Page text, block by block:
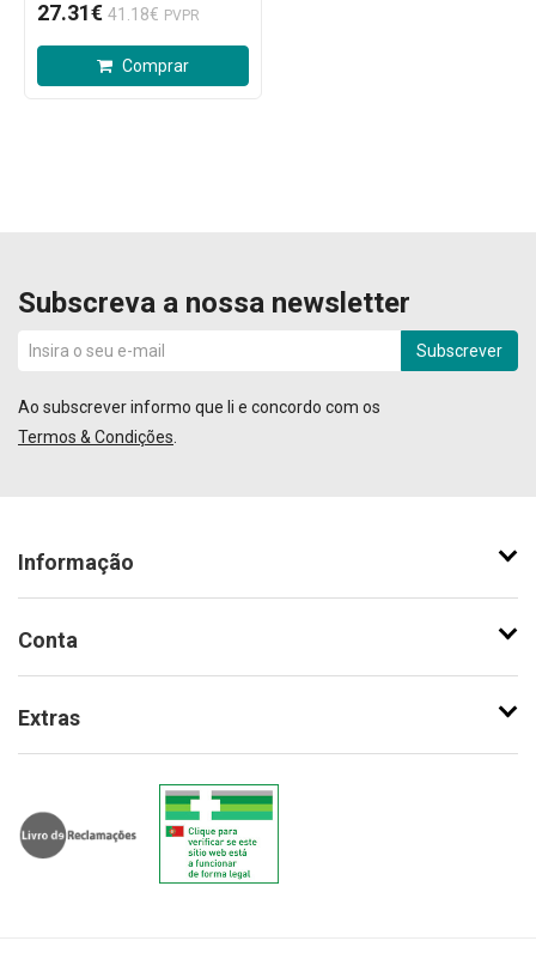
27.31€ 41.18€ PVPR
Comprar
Subscreva a nossa newsletter
Subscrever
Ao subscrever informo que li e concordo com os
Termos & Condições
Informação
Conta
Extras